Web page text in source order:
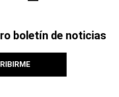
boletín de noticias